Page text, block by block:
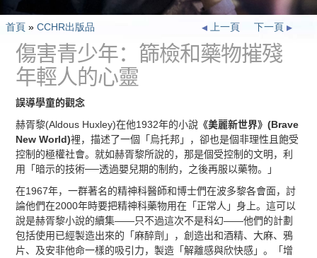
首頁 » CCHR出版品 下一頁
上一頁
傷害青少年：篩檢和藥物摧殘
年輕人的心靈
誤導學童的觀念
赫胥黎(Aldous Huxley)在他1932年的小說 《美麗新世界》(Brave
New World)裡，描述了一個「烏托邦」，卻也是個非理性且飽受
控制的極權社會。就如赫胥黎所說的，那是個受控制的文明，利
用「暗示的技術──透過嬰兒期的制約，之後再服以藥物。」
在1967年，一群著名的精神科醫師和博士們在波多黎各會面，討
論他們在2000年時要把精神科藥物用在「正常人」身上。這可以
說是赫胥黎小說的續集——只不過這次不是科幻——他們的計劃
包括使用已經製造出來的「麻醉劑」，創造出和酒精、大麻、鴉
片、及安非他命一樣的吸引力，製造「解離感與欣快感」。「增